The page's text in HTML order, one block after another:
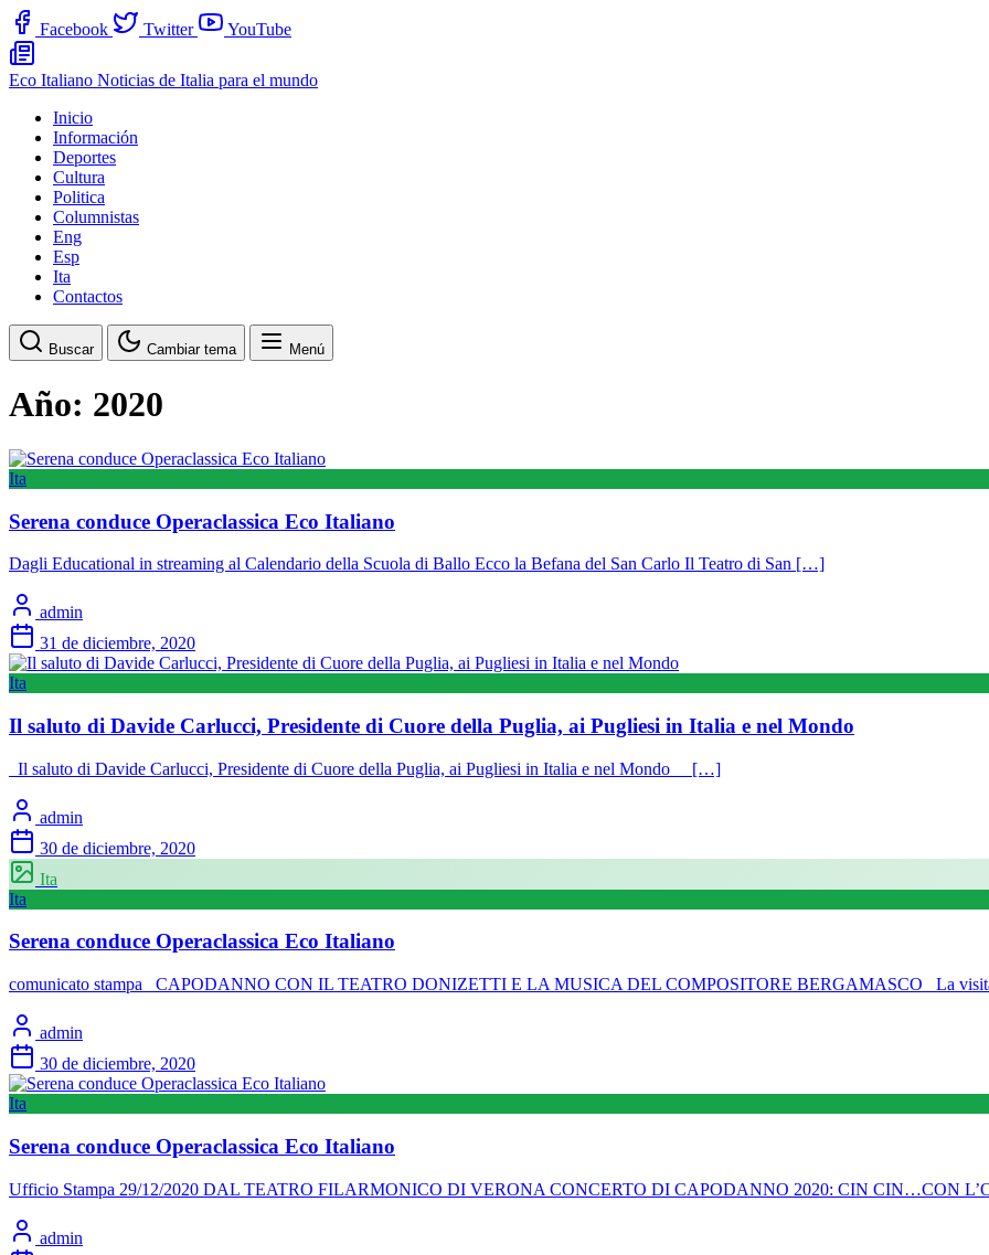
Facebook Twitter YouTube
Eco Italiano Noticias de Italia para el mundo
Inicio
Información
Deportes
Cultura
Politica
Columnistas
Eng
Esp
Ita
Contactos
Buscar Cambiar tema Menú
Año: 2020
Ita
Serena conduce Operaclassica Eco Italiano
Dagli Educational in streaming al Calendario della Scuola di Ballo Ecco la Befana del San Carlo Il Teatro di San […]
admin
31 de diciembre, 2020
Ita
Il saluto di Davide Carlucci, Presidente di Cuore della Puglia, ai Pugliesi in Italia e nel Mondo
Il saluto di Davide Carlucci, Presidente di Cuore della Puglia, ai Pugliesi in Italia e nel Mondo […]
admin
30 de diciembre, 2020
Ita
Ita
Serena conduce Operaclassica Eco Italiano
comunicato stampa CAPODANNO CON IL TEATRO DONIZETTI E LA MUSICA DEL COMPOSITORE BERGAMASCO La
admin
30 de diciembre, 2020
Ita
Serena conduce Operaclassica Eco Italiano
Ufficio Stampa 29/12/2020 DAL TEATRO FILARMONICO DI VERONA CONCERTO DI CAPODANNO 2020: CIN CIN…CON
admin